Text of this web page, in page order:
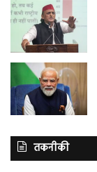
तकनीकी